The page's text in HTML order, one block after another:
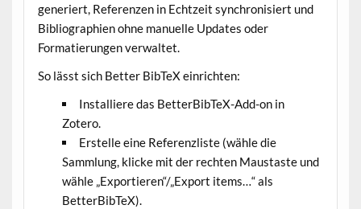
generiert, Referenzen in Echtzeit synchronisiert und
Bibliographien ohne manuelle Updates oder
Formatierungen verwaltet.
So lässt sich Better BibTeX einrichten:
Installiere das BetterBibTeX-Add-on in
Zotero.
Erstelle eine Referenzliste (wähle die
Sammlung, klicke mit der rechten Maustaste und
wähle „Exportieren“/„Export items…“ als
BetterBibTeX).